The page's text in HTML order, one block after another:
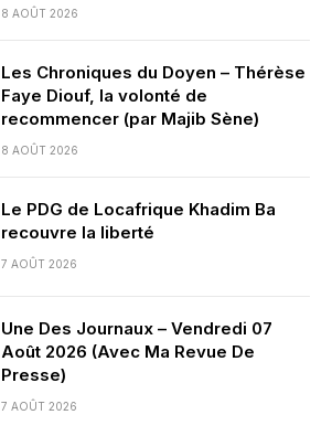
8 AOÛT 2026
Les Chroniques du Doyen – Thérèse
Faye Diouf, la volonté de
recommencer (par Majib Sène)
8 AOÛT 2026
Le PDG de Locafrique Khadim Ba
recouvre la liberté
7 AOÛT 2026
Une Des Journaux – Vendredi 07
Août 2026 (Avec Ma Revue De
Presse)
7 AOÛT 2026